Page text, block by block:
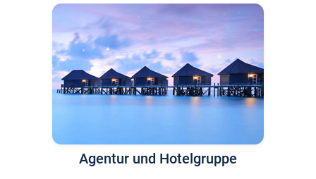
Agentur und Hotelgruppe